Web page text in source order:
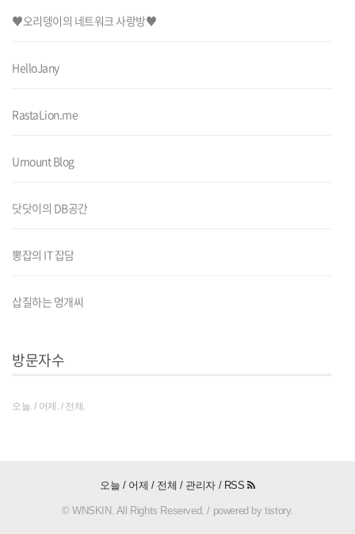
♥오리뎅이의 네트워크 사랑방♥
HelloJany
RastaLion.me
Umount Blog
닷닷이의 DB공간
뽕잡의 IT 잡담
삽질하는 멍개씨
방문자수
오늘. / 어제. / 전체.
오늘 / 어제 / 전체 / 관리자/ RSS
© WNSKIN. All Rights Reserved. / powered by tistory.